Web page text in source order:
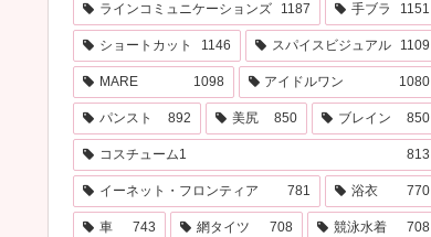
ラインコミュニケーションズ 1187 手ブラ 1151
ショートカット 1146 スパイスビジュアル 1109
MARE 1098 アイドルワン 1080
パンスト 892 美尻 850 ブレイン 850
コスチューム1 813
イーネット・フロンティア 781 浴衣 770
車 743 網タイツ 708 競泳水着 708